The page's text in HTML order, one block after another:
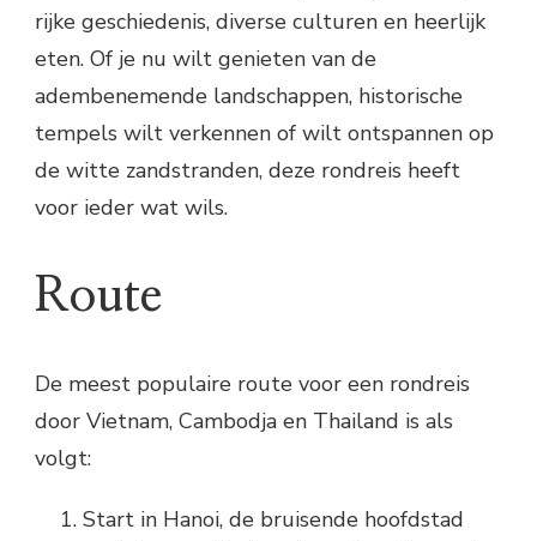
rijke geschiedenis, diverse culturen en heerlijk
eten. Of je nu wilt genieten van de
adembenemende landschappen, historische
tempels wilt verkennen of wilt ontspannen op
de witte zandstranden, deze rondreis heeft
voor ieder wat wils.
Route
De meest populaire route voor een rondreis
door Vietnam, Cambodja en Thailand is als
volgt:
Start in Hanoi, de bruisende hoofdstad